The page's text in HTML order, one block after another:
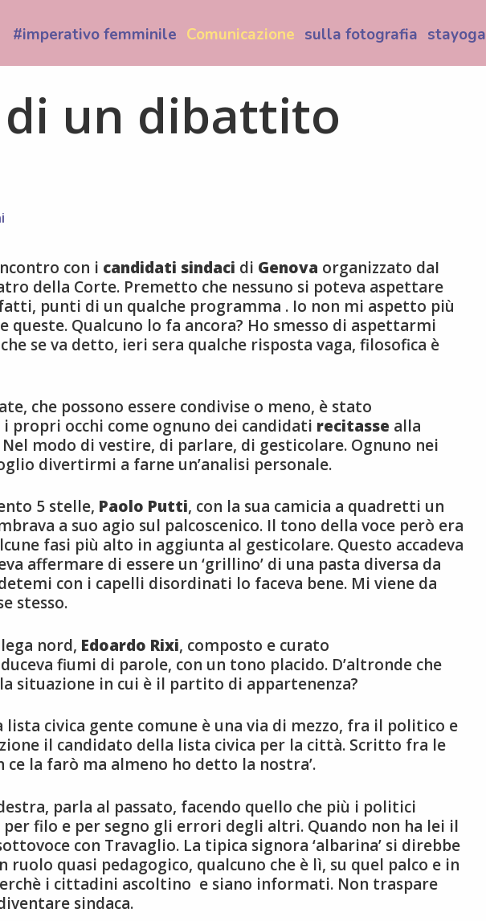
#imperativo femminile Comunicazione sulla fotografia stayoga
un dibattito
con i candidati sindaci di Genova organizzato daI
della Corte. Premetto che nessuno si poteva aspettare
punti di un qualche programma . Io non mi aspetto più
queste. Qualcuno lo fa ancora? Ho smesso di aspettarmi
se va detto, ieri sera qualche risposta vaga, filosofica è
che possono essere condivise o meno, è stato
propri occhi come ognuno dei candidati recitasse alla
Nel modo di vestire, di parlare, di gesticolare. Ognuno nei
divertirmi a farne un’analisi personale.
5 stelle, Paolo Putti, con la sua camicia a quadretti un
a suo agio sul palcoscenico. Il tono della voce però era
fasi più alto in aggiunta al gesticolare. Questo accadeva
affermare di essere un ‘grillino’ di una pasta diversa da
con i capelli disordinati lo faceva bene. Mi viene da
stesso.
nord, Edoardo Rixi, composto e curato
fiumi di parole, con un tono placido. D’altronde che
situazione in cui è il partito di appartenenza?
lista civica gente comune è una via di mezzo, fra il politico e
il candidato della lista civica per la città. Scritto fra le
ce la farò ma almeno ho detto la nostra’.
parla al passato, facendo quello che più i politici
filo e per segno gli errori degli altri. Quando non ha lei il
con Travaglio. La tipica signora ‘albarina’ si direbbe
ruolo quasi pedagogico, qualcuno che è lì, su quel palco e in
i cittadini ascoltino e siano informati. Non traspare
sindaca.